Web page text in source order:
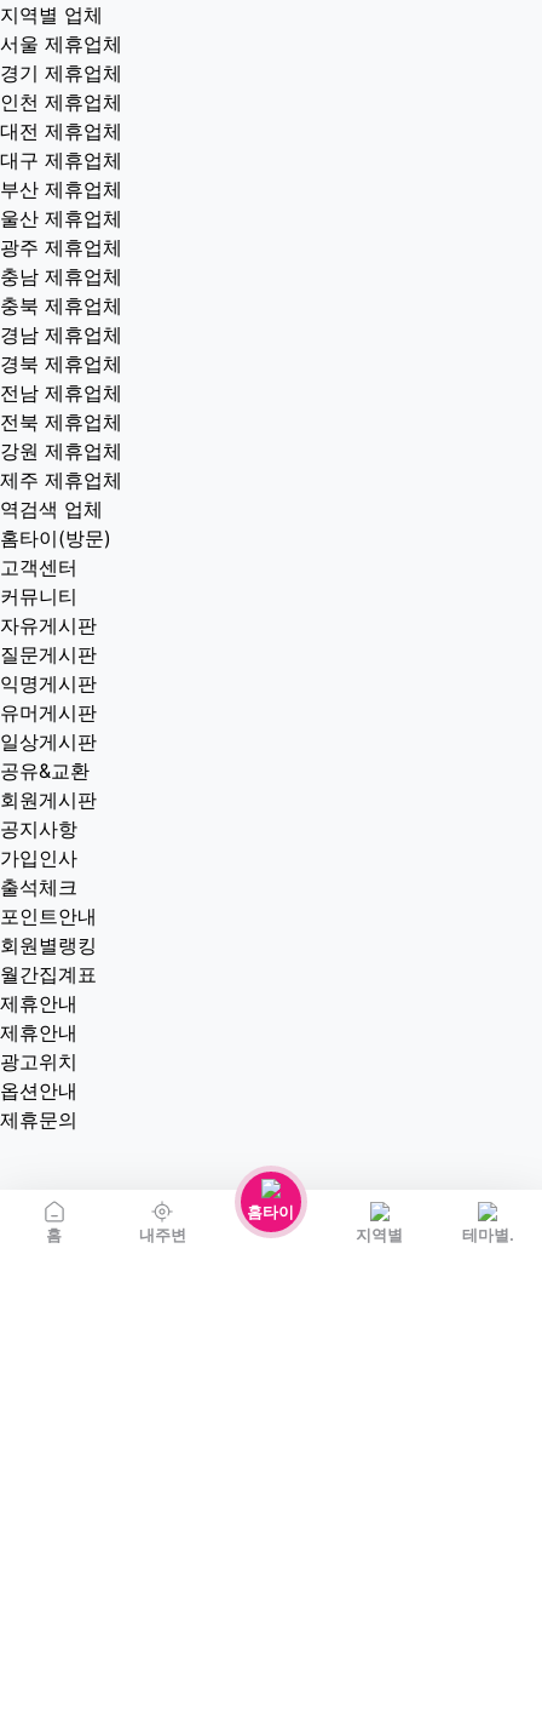
홈 내주변
홈타이
지역별
테마별.
지역별 업체
서울 제휴업체
경기 제휴업체
인천 제휴업체
대전 제휴업체
대구 제휴업체
부산 제휴업체
울산 제휴업체
광주 제휴업체
충남 제휴업체
충북 제휴업체
경남 제휴업체
경북 제휴업체
전남 제휴업체
전북 제휴업체
강원 제휴업체
제주 제휴업체
역검색 업체
홈타이(방문)
고객센터
커뮤니티
자유게시판
질문게시판
익명게시판
유머게시판
일상게시판
공유&교환
회원게시판
공지사항
가입인사
출석체크
포인트안내
회원별랭킹
월간집계표
제휴안내
제휴안내
광고위치
옵션안내
제휴문의